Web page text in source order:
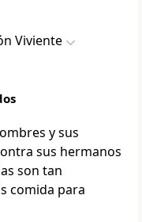
Viviente
y sus
sus hermanos
son tan
comida para